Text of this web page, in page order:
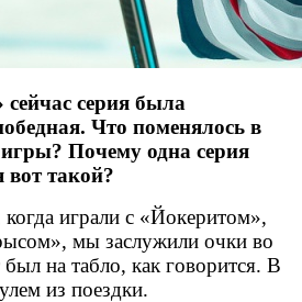
серия была
Что поменялось в
Почему одна серия
вот такой?
играли с «Йокеритом»,
мы заслужили очки во
был на табло, как говорится. В
из поездки.